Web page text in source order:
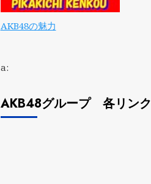
AKB48の魅力
a:
AKB48グループ 各リンク